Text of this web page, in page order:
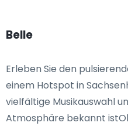
Belle
Erleben Sie den
einem Hotspot in
vielfältige Musikauswahl
Atmosphäre bekannt